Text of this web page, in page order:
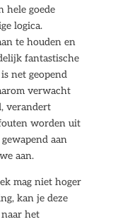
hele goede
logica.
te houden en
fantastische
net geopend
verwacht
verandert
worden uit
aan
aan.
mag niet hoger
kan je deze
het